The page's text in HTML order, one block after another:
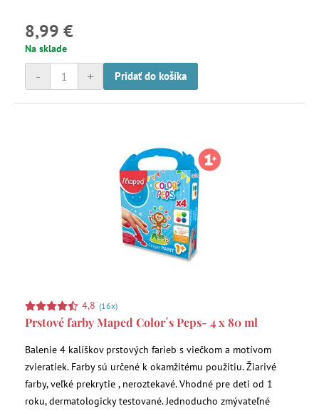
8,99 €
Na sklade
+
- Pridať do košíka
4,8 (16x)
Prstové farby Maped Color´s Peps- 4 x 80 ml
Balenie 4 kalíškov prstových farieb s viečkom a motívom
zvieratiek. Farby sú určené k okamžitému použitiu. Žiarivé
farby, veľké prekrytie , neroztekavé. Vhodné pre deti od 1
roku, dermatologicky testované. Jednoducho zmývateľné